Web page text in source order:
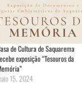
de Cultura de Saquarema
exposição “Tesouros da
15, 2024